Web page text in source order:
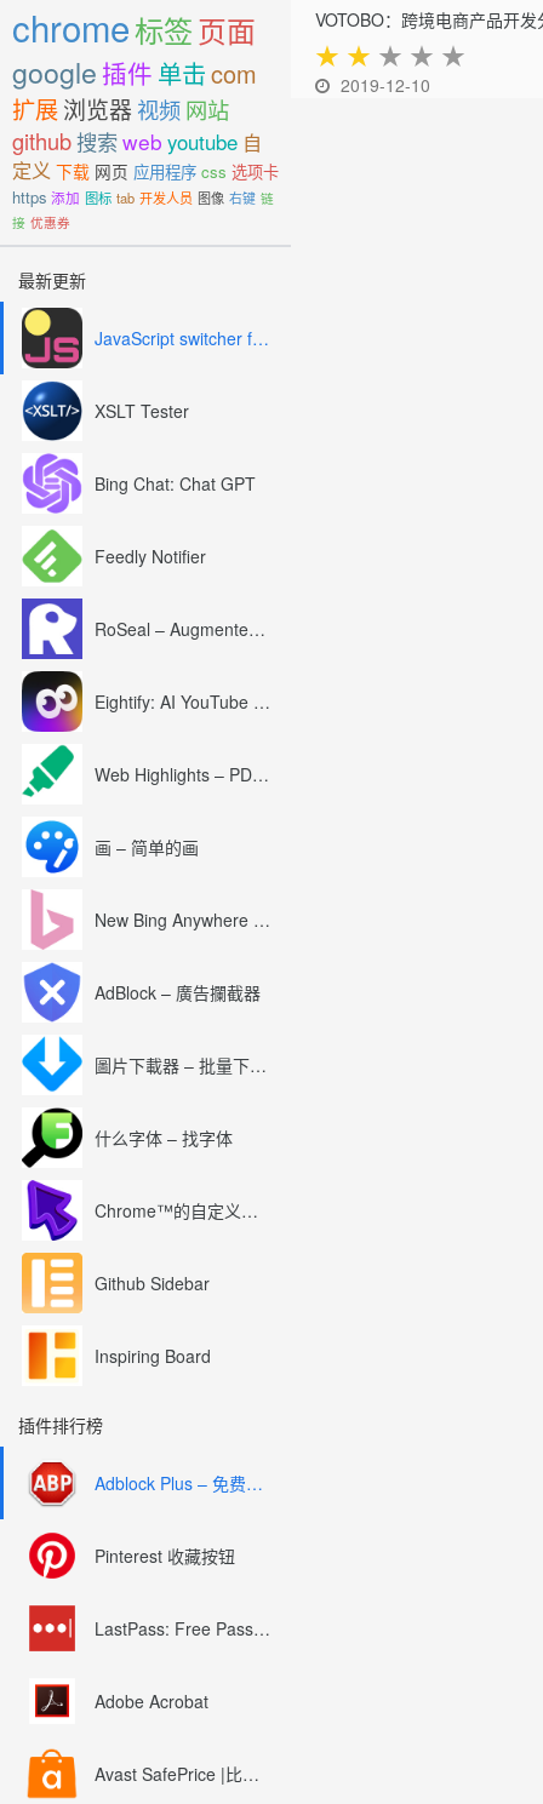
chrome标签页面
google 插件 单击com
扩展浏览器 视频网站
github搜索web youtube 自
定义 下载 网页 应用程序 css 选项卡
https 添加 图标 tab 开发人员 图像 右键 链
接 优惠券
最新更新
JavaScript switcher for SEO and development
XSLT Tester
Bing Chat: Chat GPT
Feedly Notifier
RoSeal – Augmented Roblox Experience
Eightify: AI YouTube Summary with ChatGPT
Web Highlights – PDF & Web Highlighter
画 – 简单的画
New Bing Anywhere (Bing Chat GPT-4)
AdBlock – 廣告攔截器
圖片下載器 – 批量下載圖片
什么字体 – 找字体
Chrome™的自定义光标
Github Sidebar
Inspiring Board
插件排行榜
Adblock Plus – 免费的广告拦截器
Pinterest 收藏按钮
LastPass: Free Password Manager
Adobe Acrobat
Avast SafePrice |比较、交易、优惠券
★ ★ ★ ★ ★
2019-12-10